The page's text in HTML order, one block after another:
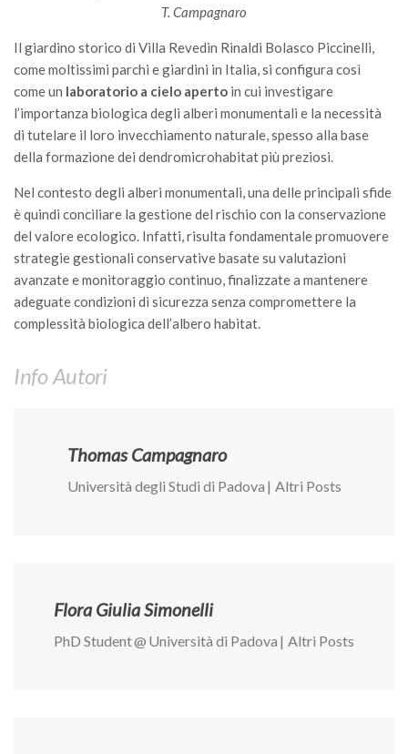
T. Campagnaro
Il giardino storico di Villa Revedin Rinaldi Bolasco Piccinelli,
come moltissimi parchi e giardini in Italia, si configura così
come un laboratorio a cielo aperto in cui investigare
l’importanza biologica degli alberi monumentali e la necessità
di tutelare il loro invecchiamento naturale, spesso alla base
della formazione dei dendromicrohabitat più preziosi.
Nel contesto degli alberi monumentali, una delle principali sfide
è quindi conciliare la gestione del rischio con la conservazione
del valore ecologico. Infatti, risulta fondamentale promuovere
strategie gestionali conservative basate su valutazioni
avanzate e monitoraggio continuo, finalizzate a mantenere
adeguate condizioni di sicurezza senza compromettere la
complessità biologica dell’albero habitat.
Info Autori
Thomas Campagnaro
Università degli Studi di Padova | Altri Posts
Flora Giulia Simonelli
PhD Student@ Università di Padova | Altri Posts